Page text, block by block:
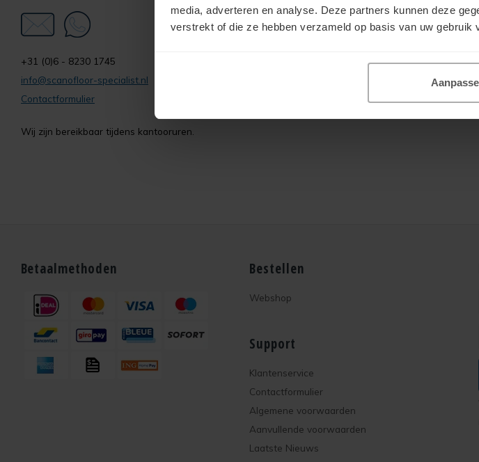
media, adverteren en analyse. Deze partners kunnen deze
verstrekt of die ze hebben verzameld op basis van uw gebruik
+31 (0)6 - 8230 1745
info@scanofloor-specialist.nl
Contactformulier
Wij zijn bereikbaar tijdens kantooruren.
Betaalmethoden Bestellen
Webshop
Support
Klantenservice
Contactformulier
Algemene voorwaarden
Aanvullende voorwaarden
Laatste Nieuws